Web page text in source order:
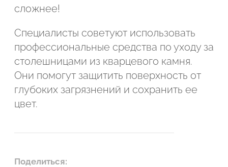
сложнее!
Специалисты советуют использовать
профессиональные средства по уходу за
столешницами из кварцевого камня.
Они помогут защитить поверхность от
глубоких загрязнений и сохранить ее
цвет.
Поделиться: